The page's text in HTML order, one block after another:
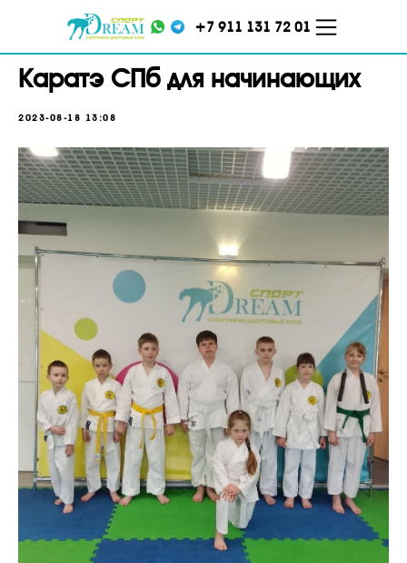
ул. Меркурьева, д. 7 ТЦ
"Парнас", 5 этаж
+7 911 131 72 01
Каратэ СПб для начинающих
2023-08-18 13:08